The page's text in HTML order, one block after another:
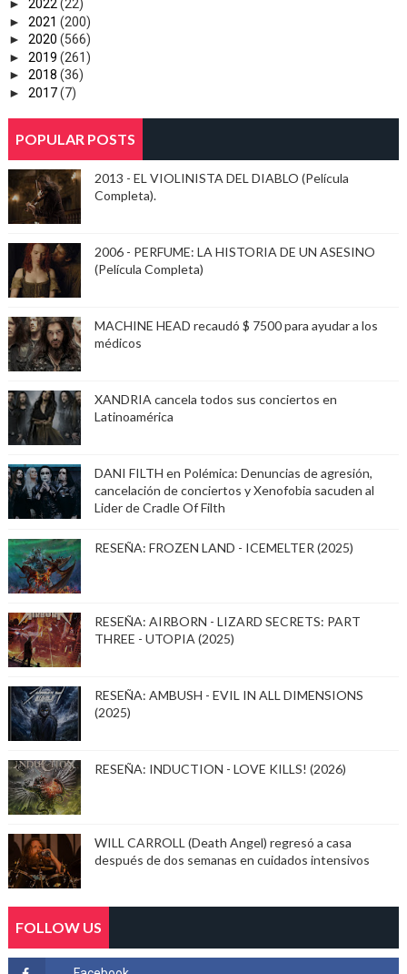
► 2022 (22)
► 2021 (200)
► 2020 (566)
► 2019 (261)
► 2018 (36)
► 2017(7)
POPULAR POSTS
2013 - EL VIOLINISTA DEL DIABLO (Película
Completa).
2006 - PERFUME: LA HISTORIA DE UN ASESINO
(Película Completa)
MACHINE HEAD recaudó $ 7500 para ayudar a los
médicos
XANDRIA cancela todos sus conciertos en
Latinoamérica
DANI FILTH en Polémica: Denuncias de agresión,
cancelación de conciertos y Xenofobia sacuden al
Lider de Cradle Of Filth
RESEÑA: FROZEN LAND - ICEMELTER (2025)
RESEÑA: AIRBORN - LIZARD SECRETS: PART
THREE - UTOPIA (2025)
RESEÑA: AMBUSH - EVIL IN ALL DIMENSIONS
(2025)
RESEÑA: INDUCTION - LOVE KILLS! (2026)
WILL CARROLL (Death Angel) regresó a casa
después de dos semanas en cuidados intensivos
FOLLOW US